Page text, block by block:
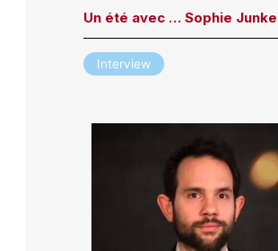
Un été avec … Sophie
Interview